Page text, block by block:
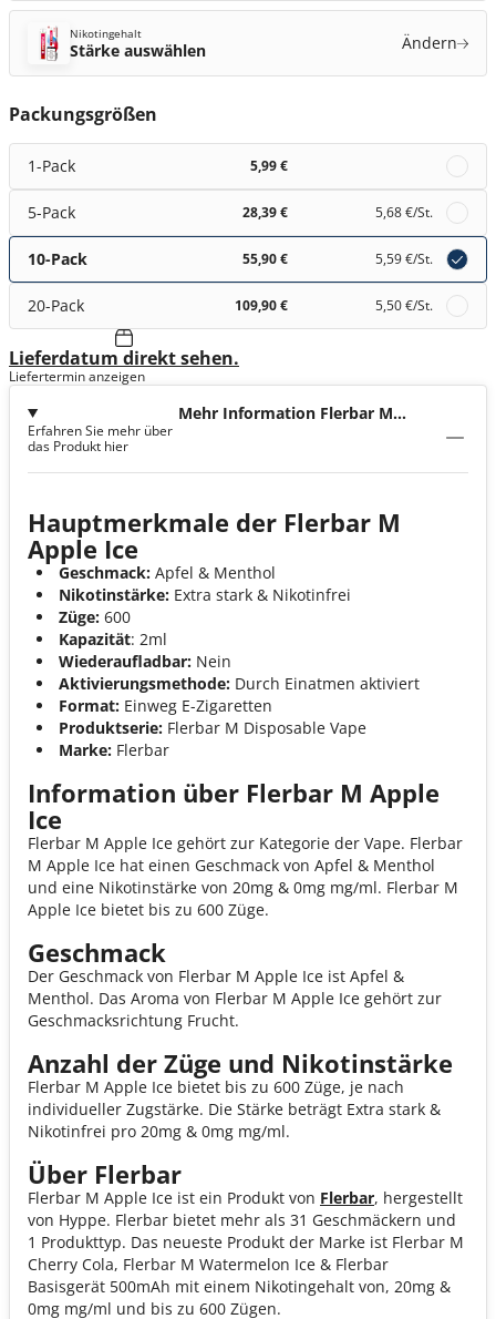
Nikotingehalt
Stärke auswählen Ändern
Packungsgrößen
1-Pack 5,99 €
5-Pack 28,39 € 5,68 €/St.
10-Pack 55,90 € 5,59 €/St.
20-Pack 109,90 € 5,50 €/St.
Lieferdatum direkt sehen.
Liefertermin anzeigen
Mehr Information Flerbar M
Erfahren Sie mehr über
das Produkt hier
Hauptmerkmale der Flerbar M
Apple Ice
Geschmack: Apfel & Menthol
Nikotinstärke: Extra stark & Nikotinfrei
Züge: 600
Kapazität: 2ml
Wiederaufladbar: Nein
Aktivierungsmethode: Durch Einatmen aktiviert
Format: Einweg E-Zigaretten
Produktserie: Flerbar M Disposable Vape
Marke: Flerbar
Information über Flerbar M Apple
Ice
Flerbar M Apple Ice gehört zur Kategorie der Vape. Flerbar
M Apple Ice hat einen Geschmack von Apfel & Menthol
und eine Nikotinstärke von 20mg & 0mg mg/ml. Flerbar M
Apple Ice bietet bis zu 600 Züge.
Geschmack
Der Geschmack von Flerbar M Apple Ice ist Apfel &
Menthol. Das Aroma von Flerbar M Apple Ice gehört zur
Geschmacksrichtung Frucht.
Anzahl der Züge und Nikotinstärke
Flerbar M Apple Ice bietet bis zu 600 Züge, je nach
individueller Zugstärke. Die Stärke beträgt Extra stark &
Nikotinfrei pro 20mg & 0mg mg/ml.
Über Flerbar
Flerbar M Apple Ice ist ein Produkt von Flerbar, hergestellt
von Hyppe. Flerbar bietet mehr als 31 Geschmäckern und
1 Produkttyp. Das neueste Produkt der Marke ist Flerbar M
Cherry Cola, Flerbar M Watermelon Ice & Flerbar
Basisgerät 500mAh mit einem Nikotingehalt von, 20mg &
0mg mg/ml und bis zu 600 Zügen.